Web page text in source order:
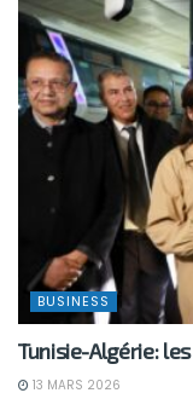
BUSINESS
Tunisie-Algérie:
13 MARS 2026